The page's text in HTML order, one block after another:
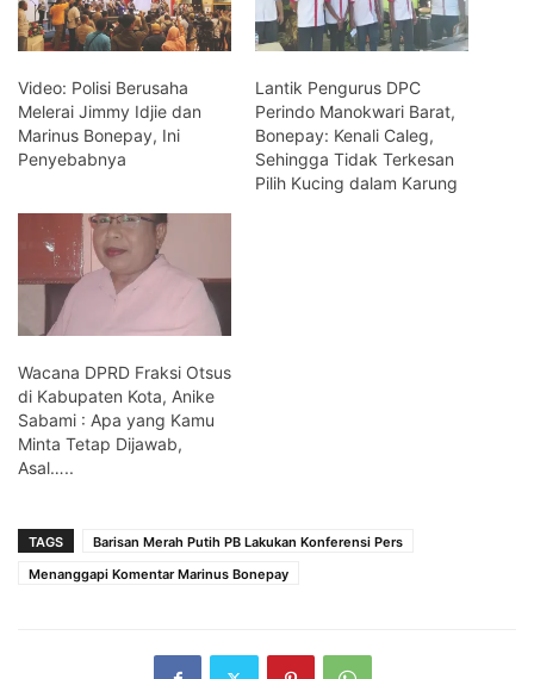
Video: Polisi Berusaha
Melerai Jimmy Idjie dan
Marinus Bonepay, Ini
Penyebabnya
Lantik Pengurus DPC
Perindo Manokwari Barat,
Bonepay: Kenali Caleg,
Sehingga Tidak Terkesan
Pilih Kucing dalam Karung
Wacana DPRD Fraksi Otsus
di Kabupaten Kota, Anike
Sabami : Apa yang Kamu
Minta Tetap Dijawab,
Asal…..
TAGS
Barisan Merah Putih PB Lakukan Konferensi Pers
Menanggapi Komentar Marinus Bonepay